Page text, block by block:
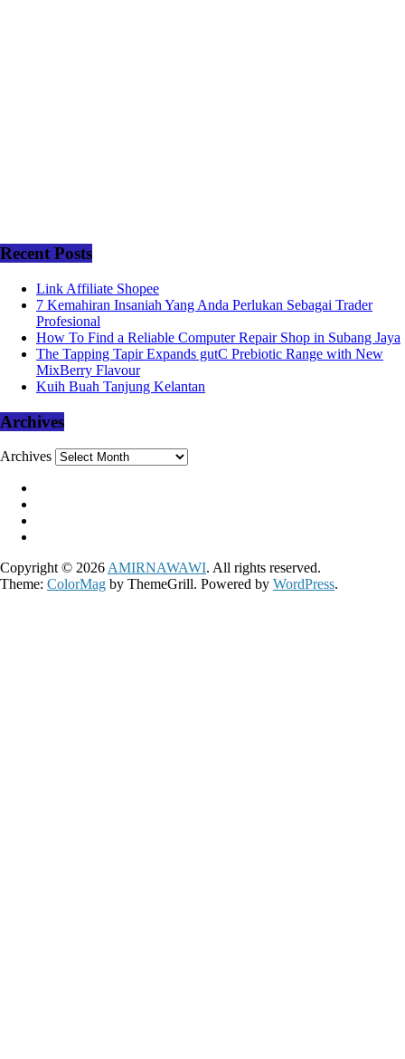
Recent Posts
Link Affiliate Shopee
7 Kemahiran Insaniah Yang Anda Perlukan Sebagai Trader
Profesional
How To Find a Reliable Computer Repair Shop in Subang Jaya
The Tapping Tapir Expands gutC Prebiotic Range with New
MixBerry Flavour
Kuih Buah Tanjung Kelantan
Archives
Archives
Copyright © 2026 AMIRNAWAWI. All rights reserved.
Theme: ColorMag by ThemeGrill. Powered by WordPress.